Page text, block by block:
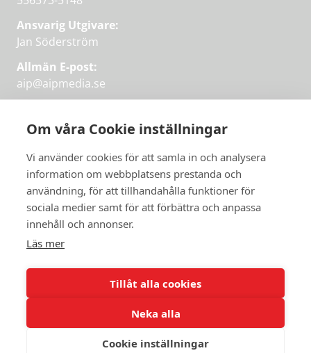
Om våra Cookie inställningar
Vi använder cookies för att samla in och analysera
information om webbplatsens prestanda och
användning, för att tillhandahålla funktioner för
sociala medier samt för att förbättra och anpassa
innehåll och annonser.
Läs mer
Tillåt alla cookies
Neka alla
Cookie inställningar
Få veckans bästa
artiklar i mejlen
varje vecka om våra mest intressanta
JAG VILL HA NYHETSBREV
Ansvarig Utgivare:
Jan Söderström
Allmän E-post:
aip@aipmedia.se
aip@flowyinfo.seeller 08-1210 60 40.
Instagram
LinkedIn
Twitter
Facebook
Få veckans bästa
artiklar på mejlen
PRENUMERERA